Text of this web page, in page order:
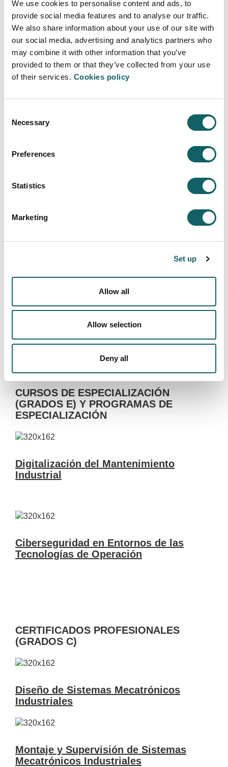
We use cookies to personalise content and ads, to
provide social media features and to analyse our traffic.
We also share information about your use of our site with
our social media, advertising and analytics partners who
may combine it with other information that you’ve
provided to them or that they’ve collected from your use
of their services. Cookies policy
Selection
Necessary
Preferences
Statistics
Marketing
Set up
Allow all
Allow selection
Deny all
Energías Renovables
Marketing y Publicidad
CURSOS DE ESPECIALIZACIÓN
(GRADOS E) Y PROGRAMAS DE
ESPECIALIZACIÓN
Digitalización del Mantenimiento
Industrial
Ciberseguridad en Entornos de las
Tecnologías de Operación
CERTIFICADOS PROFESIONALES
(GRADOS C)
Diseño de Sistemas Mecatrónicos
Industriales
Montaje y Supervisión de Sistemas
Mecatrónicos Industriales